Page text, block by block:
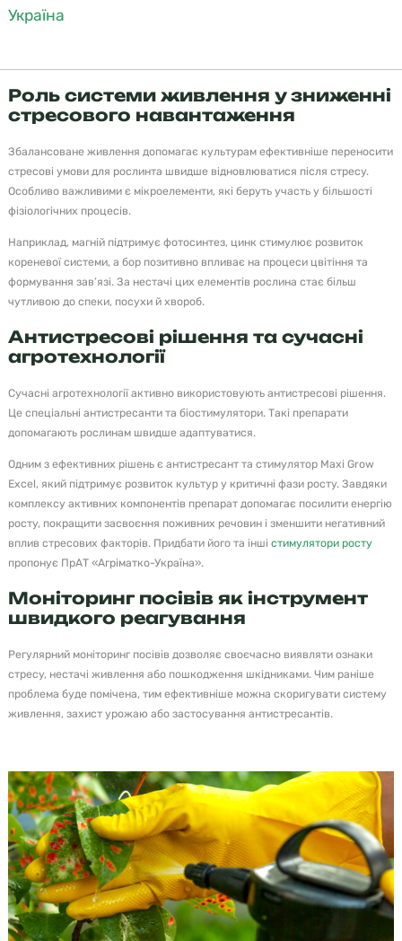
Україна
Роль системи живлення у зниженні
стресового навантаження
Збалансоване живлення допомагає культурам ефективніше переносити
стресові умови для рослинта швидше відновлюватися після стресу.
Особливо важливими є мікроелементи, які беруть участь у більшості
фізіологічних процесів.
Наприклад, магній підтримує фотосинтез, цинк стимулює розвиток
кореневої системи, а бор позитивно впливає на процеси цвітіння та
формування зав’язі. За нестачі цих елементів рослина стає більш
чутливою до спеки, посухи й хвороб.
Антистресові рішення та сучасні
агротехнології
Сучасні агротехнології активно використовують антистресові рішення.
Це спеціальні антистресанти та біостимулятори. Такі препарати
допомагають рослинам швидше адаптуватися.
Одним з ефективних рішень є антистресант та стимулятор Maxi Grow
Excel, який підтримує розвиток культур у критичні фази росту. Завдяки
комплексу активних компонентів препарат допомагає посилити енергію
росту, покращити засвоєння поживних речовин і зменшити негативний
вплив стресових факторів. Придбати його та інші стимулятори росту
пропонує ПрАТ «Агріматко-Україна».
Моніторинг посівів як інструмент
швидкого реагування
Регулярний моніторинг посівів дозволяє своєчасно виявляти ознаки
стресу, нестачі живлення або пошкодження шкідниками. Чим раніше
проблема буде помічена, тим ефективніше можна скоригувати систему
живлення, захист урожаю або застосування антистресантів.